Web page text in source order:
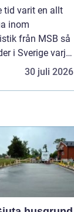
tid varit en allt
inom
från MSB så
i Sverige varje
30 juli 2026